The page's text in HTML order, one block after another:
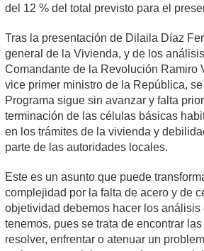
del 12 % del total previsto para el
Tras la presentación de Dilaila Díaz
general de la Vivienda, y de los
Comandante de la Revolución Ramiro
vice primer ministro de la República,
Programa sigue sin avanzar y falta
terminación de las células básicas
en los trámites de la vivienda y
parte de las autoridades locales.
Este es un asunto que puede
complejidad por la falta de acero y de
objetividad debemos hacer los
tenemos, pues se trata de encontrar
resolver, enfrentar o atenuar un